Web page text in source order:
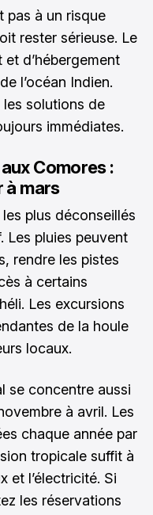
pas à un risque
rester sérieuse. Le
d’hébergement
l’océan Indien.
solutions de
immédiates.
Comores :
à mars
plus déconseillés
Les pluies peuvent
rendre les pistes
à certains
Les excursions
de la houle
locaux.
se concentre aussi
à avril. Les
chaque année par
tropicale suffit à
et l’électricité. Si
les réservations